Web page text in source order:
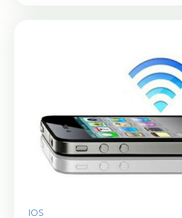
IOS